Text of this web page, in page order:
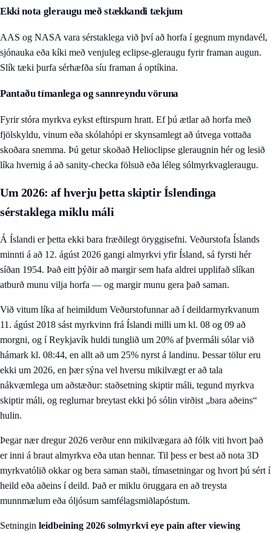
Ekki nota gleraugu með stækkandi tækjum
AAS og NASA vara sérstaklega við því að horfa í gegnum myndavél,
sjónauka eða kíki með venjuleg eclipse-gleraugu fyrir framan augun.
Slík tæki þurfa sérhæfða síu framan á optíkina.
Pantaðu tímanlega og sannreyndu vöruna
Fyrir stóra myrkva eykst eftirspurn hratt. Ef þú ætlar að horfa með
fjölskyldu, vinum eða skólahópi er skynsamlegt að útvega vottaða
skoðara snemma. Þú getur skoðað Helioclipse gleraugnin hérog lesið
líka hvernig á að sanity-checka fölsuð eða léleg sólmyrkvagleraugu.
Um 2026: af hverju þetta skiptir Íslendinga
sérstaklega miklu máli
Á Íslandi er þetta ekki bara fræðilegt öryggisefni. Veðurstofa Íslands
minnti á að 12. ágúst 2026 gangi almyrkvi yfir Ísland, sá fyrsti hér
síðan 1954. Það eitt þýðir að margir sem hafa aldrei upplifað slíkan
atburð munu vilja horfa — og margir munu gera það saman.
Við vitum líka af heimildum Veðurstofunnar að í deildarmyrkvanum
11. ágúst 2018 sást myrkvinn frá Íslandi milli um kl. 08 og 09 að
morgni, og í Reykjavík huldi tunglið um 20% af þvermáli sólar við
hámark kl. 08:44, en allt að um 25% nyrst á landinu. Þessar tölur eru
ekki um 2026, en þær sýna vel hversu mikilvægt er að tala
nákvæmlega um aðstæður: staðsetning skiptir máli, tegund myrkva
skiptir máli, og reglurnar breytast ekki þó sólin virðist „bara aðeins“
hulin.
Þegar nær dregur 2026 verður enn mikilvægara að fólk viti hvort það
er inni á braut almyrkva eða utan hennar. Til þess er best að nota 3D
myrkvatólið okkarog bera saman staði, tímasetningar og hvort þú sért í
heild eða aðeins í deild. Það er miklu öruggara en að treysta
munnmælum eða óljósum samfélagsmiðlapóstum.
Setningin leidbeining 2026 solmyrkvi eye pain after viewing